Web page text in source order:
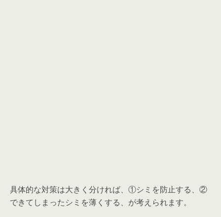
具体的な対策は大きく分ければ、①シミを防止する、②
できてしまったシミを薄くする、が考えられます。